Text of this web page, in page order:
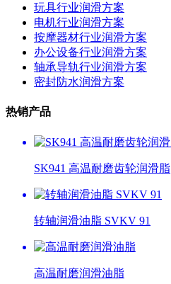
玩具行业润滑方案
电机行业润滑方案
按摩器材行业润滑方案
办公设备行业润滑方案
轴承导轨行业润滑方案
密封防水润滑方案
热销产品
SK941 高温耐磨齿轮润滑脂
转轴润滑油脂 SVKV 91
高温耐磨润滑油脂